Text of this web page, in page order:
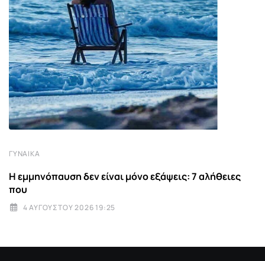
ΓΥΝΑΊΚΑ
Η εμμηνόπαυση δεν είναι μόνο εξάψεις: 7 αλήθειες
που
4 ΑΥΓΟΎΣΤΟΥ 2026 19:25